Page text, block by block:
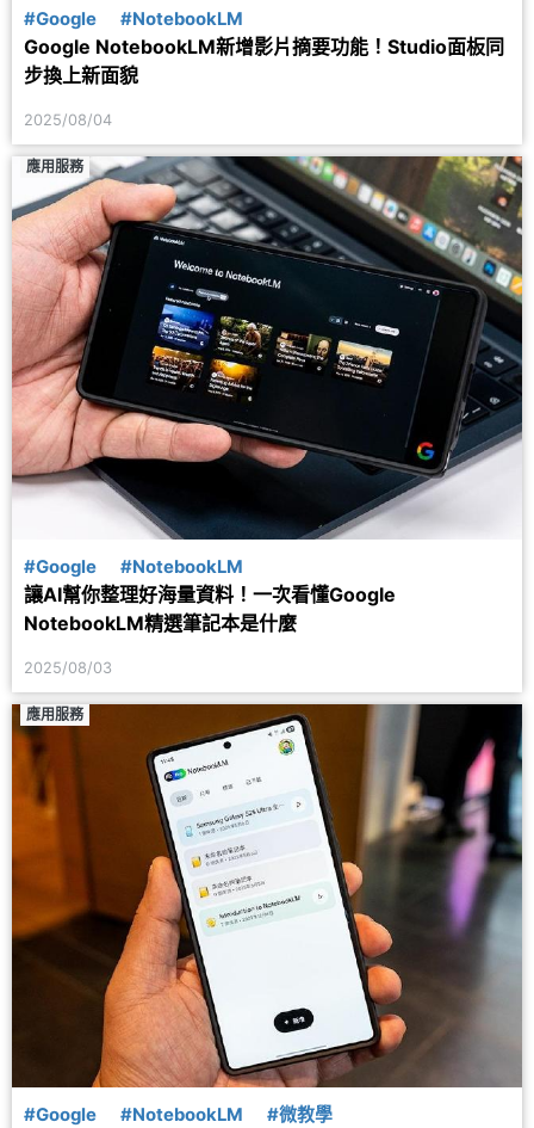
#Google #NotebookLM
Google NotebookLM新增影片摘要功能！Studio面板同
步換上新面貌
2025/08/04
應用服務
#Google #NotebookLM
讓AI幫你整理好海量資料！一次看懂Google
NotebookLM精選筆記本是什麼
2025/08/03
應用服務
#Google #NotebookLM #微教學